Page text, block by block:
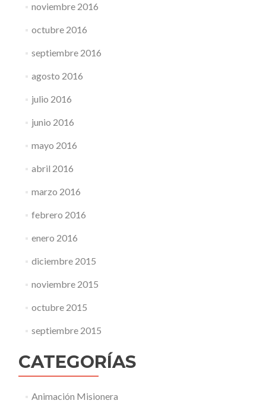
noviembre 2016
octubre 2016
septiembre 2016
agosto 2016
julio 2016
junio 2016
mayo 2016
abril 2016
marzo 2016
febrero 2016
enero 2016
diciembre 2015
noviembre 2015
octubre 2015
septiembre 2015
CATEGORÍAS
Animación Misionera